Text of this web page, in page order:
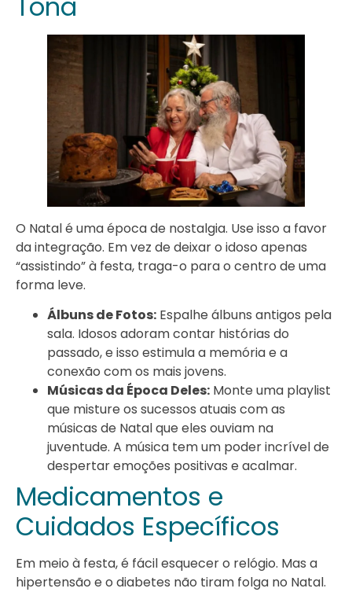
O Natal é uma época de nostalgia. Use isso a favor
da integração. Em vez de deixar o idoso apenas
“assistindo” à festa, traga-o para o centro de uma
forma leve.
Álbuns de Fotos: Espalhe álbuns antigos pela
sala. Idosos adoram contar histórias do
passado, e isso estimula a memória e a
conexão com os mais jovens.
Músicas da Época Deles: Monte uma playlist
que misture os sucessos atuais com as
músicas de Natal que eles ouviam na
juventude. A música tem um poder incrível de
despertar emoções positivas e acalmar.
Medicamentos e
Cuidados Específicos
Em meio à festa, é fácil esquecer o relógio. Mas a
hipertensão e o diabetes não tiram folga no Natal.